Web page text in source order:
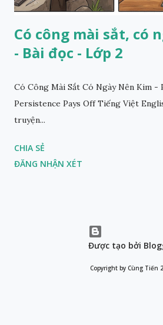
Có công mài sắt, có
- Bài đọc - Lớp 2
Có Công Mài Sắt Có Ngày Nên Kim -
Persistence Pays Off Tiếng Việt
truyện...
CHIA SẺ
ĐĂNG NHẬN XÉT
Được tạo bởi
Copyright by Cùng Tiến